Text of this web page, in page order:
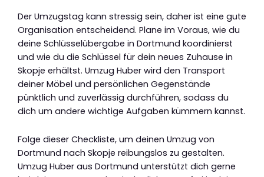
Der Umzugstag kann stressig sein, daher ist eine gute
Organisation entscheidend. Plane im Voraus, wie du
deine Schlüsselübergabe in Dortmund koordinierst
und wie du die Schlüssel für dein neues Zuhause in
Skopje erhältst. Umzug Huber wird den Transport
deiner Möbel und persönlichen Gegenstände
pünktlich und zuverlässig durchführen, sodass du
dich um andere wichtige Aufgaben kümmern kannst.
Folge dieser Checkliste, um deinen Umzug von
Dortmund nach Skopje reibungslos zu gestalten.
Umzug Huber aus Dortmund unterstützt dich gerne